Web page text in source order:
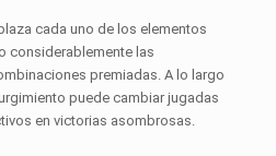
cada uno de los elementos
considerablemente las
premiadas. A lo largo
puede cambiar jugadas
en victorias asombrosas.